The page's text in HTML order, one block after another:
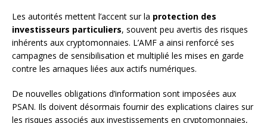
Les autorités mettent l’accent sur la protection des
investisseurs particuliers, souvent peu avertis des risques
inhérents aux cryptomonnaies. L’AMF a ainsi renforcé ses
campagnes de sensibilisation et multiplié les mises en garde
contre les arnaques liées aux actifs numériques.
De nouvelles obligations d’information sont imposées aux
PSAN. Ils doivent désormais fournir des explications claires sur
les risques associés aux investissements en cryptomonnaies,